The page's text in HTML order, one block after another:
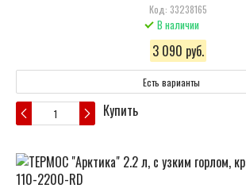
Код: 33238165
В наличии
3 090 руб.
Есть варианты
Купить